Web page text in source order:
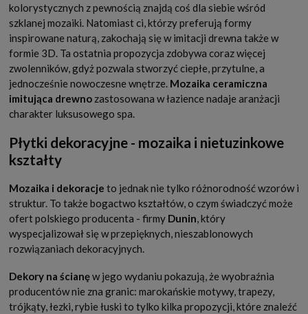
kolorystycznych z pewnością znajdą coś dla siebie wśród
szklanej mozaiki. Natomiast ci, którzy preferują formy
inspirowane naturą, zakochają się w imitacji drewna także w
formie 3D. Ta ostatnia propozycja zdobywa coraz więcej
zwolenników, gdyż pozwala stworzyć ciepłe, przytulne, a
jednocześnie nowoczesne wnętrze. Mozaika ceramiczna
imitująca drewno zastosowana w łazience nadaje aranżacji
charakter luksusowego spa.
Płytki dekoracyjne - mozaika i nietuzinkowe
kształty
Mozaika i dekoracje to jednak nie tylko różnorodność wzorów i
struktur. To także bogactwo kształtów, o czym świadczyć może
ofert polskiego producenta - firmy Dunin, który
wyspecjalizował się w przepięknych, nieszablonowych
rozwiązaniach dekoracyjnych.
Dekory na ścianęw jego wydaniu pokazują, że wyobraźnia
producentów nie zna granic: marokańskie motywy, trapezy,
trójkąty, łezki, rybie łuski to tylko kilka propozycji, które znaleźć